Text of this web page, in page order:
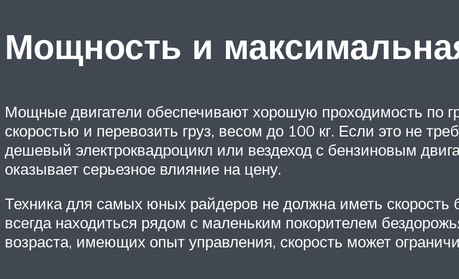
Мощность и
Мощные двигатели обеспечивают хорошую проходимость по
скоростью и перевозить груз, весом до 100 кг. Если это не
дешевый электроквадроцикл или вездеход с бензиновым
оказывает серьезное влияние на цену.
Техника для самых юных райдеров не должна иметь скорость
всегда находиться рядом с маленьким покорителем
возраста, имеющих опыт управления, скорость может